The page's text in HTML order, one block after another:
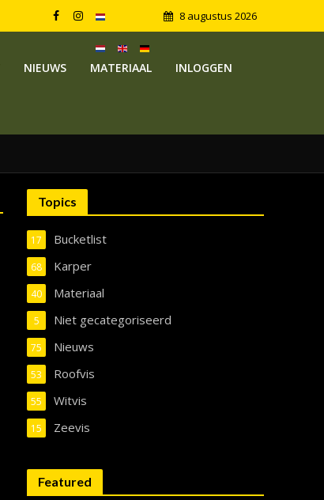
8 augustus 2026
NIEUWS MATERIAAL
INLOGGEN
Topics
Bucketlist
17
Karper
68
Materiaal
40
Niet gecategoriseerd
5
Nieuws
75
Roofvis
53
Witvis
55
Zeevis
15
Featured